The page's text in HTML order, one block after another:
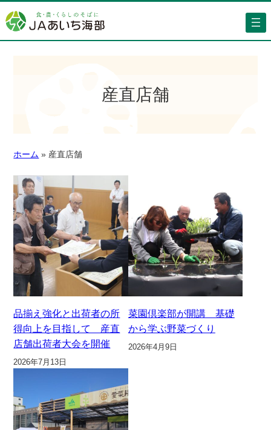
産直店舗
ホーム » 産直店舗
品揃え強化と出荷者の所
得向上を目指して 産直
店舗出荷者大会を開催
2026年7月13日
菜園倶楽部が開講 基礎
から学ぶ野菜づくり
2026年4月9日